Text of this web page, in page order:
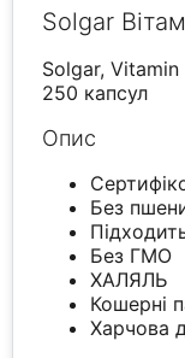
Solgar
Solgar, Vitamin
250 капсул
Опис
Без
Без ГМО
ХАЛЯЛЬ
Кошерні
Харчова